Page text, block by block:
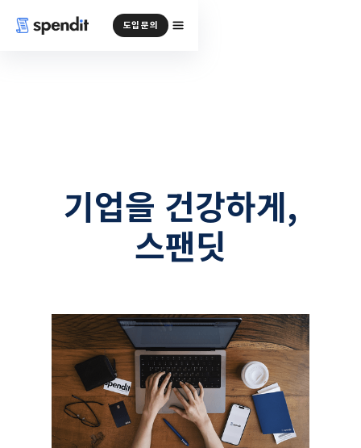
도입 문의
기업을 건강하게,
스팬딧